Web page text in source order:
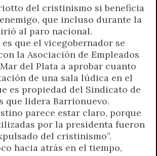
del cristinismo si beneficia
que incluso durante la
al paro nacional.
que el vicegobernador se
la Asociación de Empleados
del Plata a aprobar cuanto
de una sala lúdica en el
es propiedad del Sindicato de
que lidera Barrionuevo.
parece estar claro, porque
por la presidenta fueron
del cristinismo”.
hacia atrás en el tiempo,